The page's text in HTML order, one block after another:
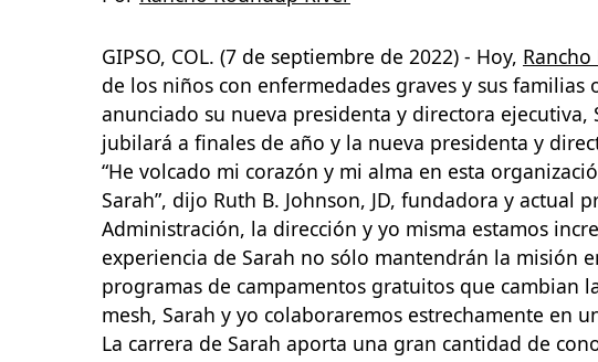
GIPSO, COL. (7 de septiembre de 2022) - Hoy,
de los niños con enfermedades graves y sus
anunciado su nueva presidenta y directora ejecutiva,
jubilará a finales de año y la nueva presidenta y
“He volcado mi corazón y mi alma en esta
Sarah”, dijo Ruth B. Johnson, JD, fundadora y actual
Administración, la dirección y yo misma estamos
experiencia de Sarah no sólo mantendrán la misión
programas de campamentos gratuitos que cambian
mesh, Sarah y yo colaboraremos estrechamente en
La carrera de Sarah aporta una gran cantidad de